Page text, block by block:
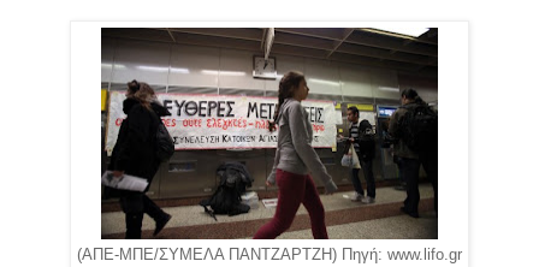
(ΑΠΕ-ΜΠΕ/ΣΥΜΕΛΑ ΠΑΝΤΖΑΡΤΖΗ) Πηγή: www.lifo.gr